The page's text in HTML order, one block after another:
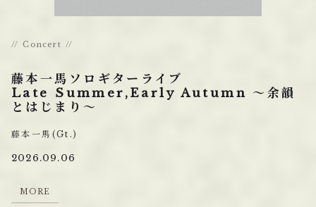
Concert
藤本一馬ソロギターライブ
Late Summer,Early Autumn 〜余韻
とはじまり〜
藤本一馬(Gt.)
2026.09.06
MORE
MORE